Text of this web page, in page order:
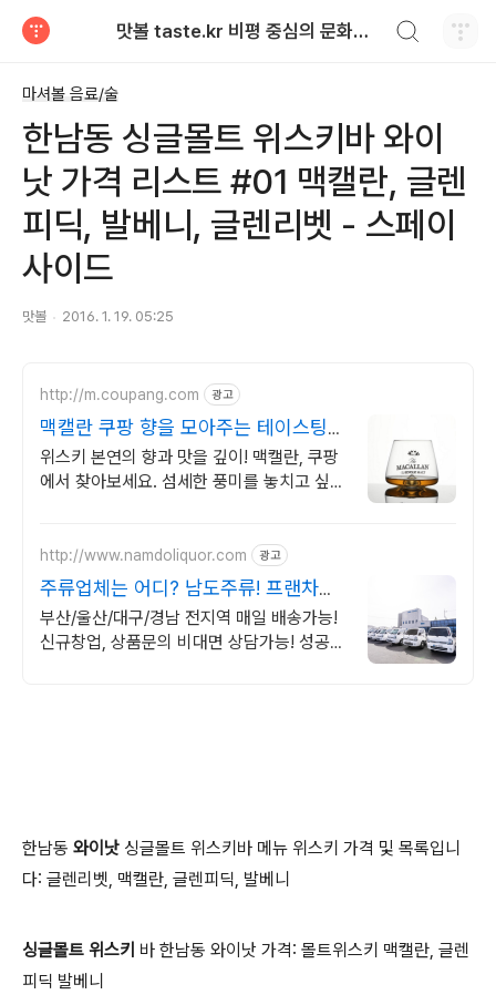
맛볼 taste.kr 비평 중심의 문화적 기호 · 맛 · 향기 리뷰
마셔볼 음료/술
한남동 싱글몰트 위스키바 와이
낫 가격 리스트 #01 맥캘란, 글렌
피딕, 발베니, 글렌리벳 - 스페이
사이드
맛볼 2016. 1. 19. 05:25
http://m.coupang.com 광고
맥캘란 쿠팡 향을 모아주는 테이스팅
잔
위스키 본연의 향과 맛을 깊이! 맥캘란, 쿠팡
에서 찾아보세요. 섬세한 풍미를 놓치고 싶지
http://www.namdoliquor.com 광고
주류업체는 어디? 남도주류! 프랜차이
즈 및 상권 전문상담
부산/울산/대구/경남 전지역 매일 배송가능!
신규창업, 상품문의 비대면 상담가능! 성공창
한남동 와이낫 싱글몰트 위스키바 메뉴 위스키 가격 및 목록입니
다: 글렌리벳, 맥캘란, 글렌피딕, 발베니
싱글몰트 위스키 바 한남동 와이낫 가격: 몰트위스키 맥캘란, 글렌
피딕 발베니